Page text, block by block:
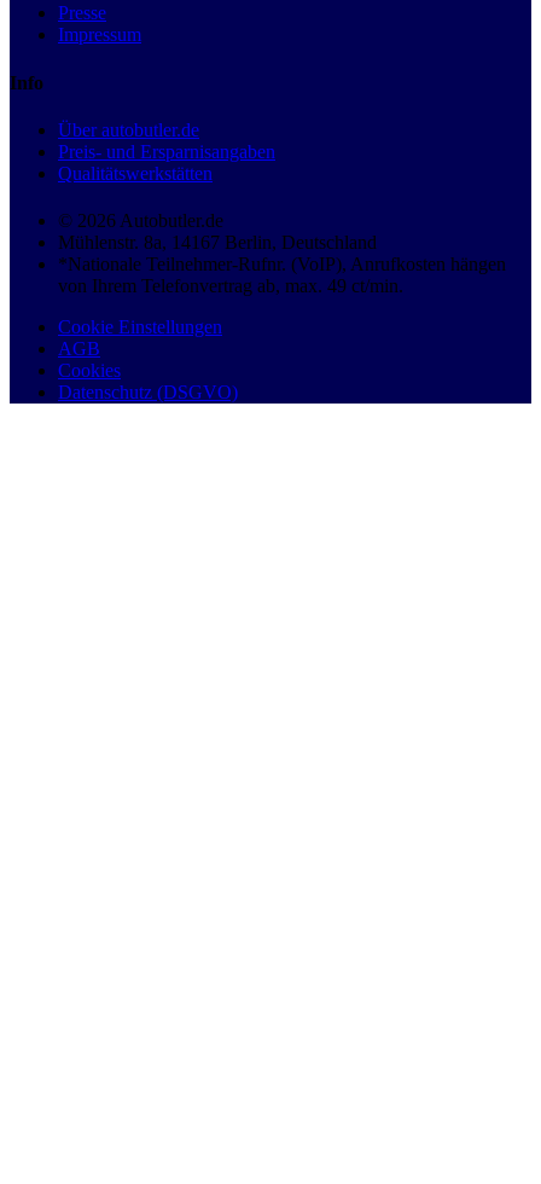
Presse
Impressum
Info
Über autobutler.de
Preis- und Ersparnisangaben
Qualitätswerkstätten
© 2026 Autobutler.de
Mühlenstr. 8a, 14167 Berlin, Deutschland
*Nationale Teilnehmer-Rufnr. (VoIP), Anrufkosten hängen
von Ihrem Telefonvertrag ab, max. 49 ct/min.
Cookie Einstellungen
AGB
Cookies
Datenschutz (DSGVO)